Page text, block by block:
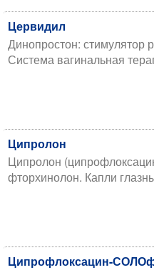
Цервидил
Динопростон: стимулятор
Система вагинальная
Ципролон
Ципролон
фторхинолон. Капли
Ципрофлоксацин-